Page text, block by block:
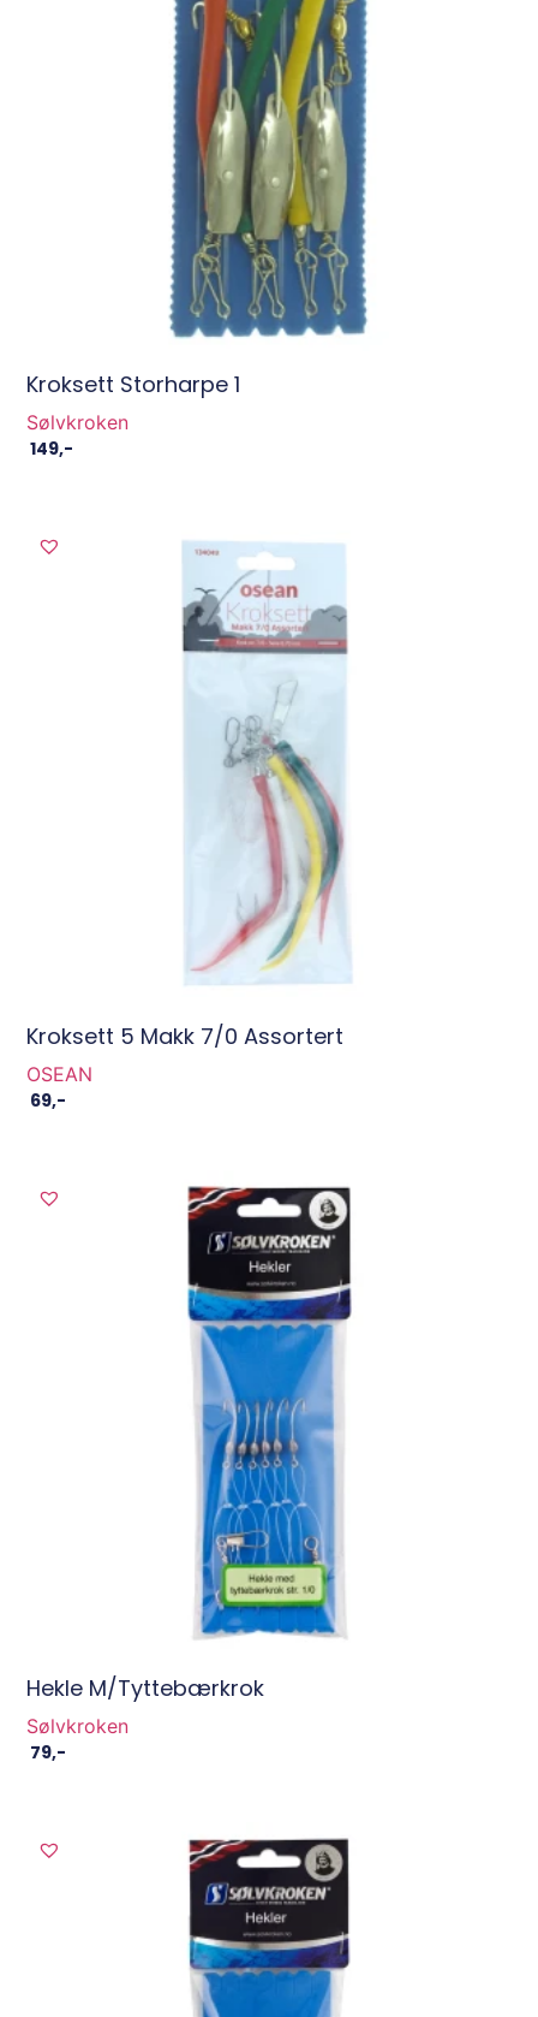
Kroksett Storharpe 1
Sølvkroken
149,-
Kroksett 5 Makk 7/0 Assortert
OSEAN
69,-
Hekle M/Tyttebærkrok
Sølvkroken
79,-